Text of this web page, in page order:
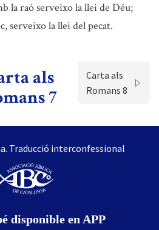
la raó serveixo la llei de Déu;
serveixo la llei del pecat.
als
7
Carta als
Romans 8
Traducció interconfessional
disponible en APP